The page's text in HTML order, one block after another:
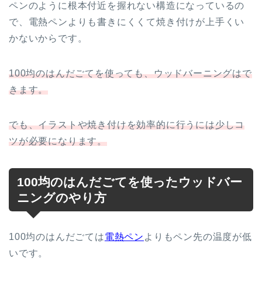
ペンのように根本付近を握れない構造になっているの
で、電熱ペンよりも書きにくくて焼き付けが上手くい
かないからです。
100均のはんだごてを使っても、ウッドバーニングはで
きます。
でも、イラストや焼き付けを効率的に行うには少しコ
ツが必要になります。
100均のはんだごてを使ったウッドバー
ニングのやり方
100均のはんだごては電熱ペン よりもペン先の温度が低
いです。